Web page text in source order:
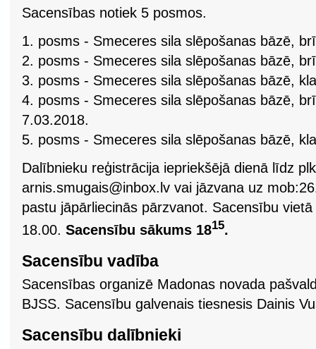
Sacensības notiek 5 posmos.
1. posms - Smeceres sila slēpošanas bāzē,
2. posms - Smeceres sila slēpošanas bāzē,
3. posms - Smeceres sila slēpošanas bāzē,
4. posms - Smeceres sila slēpošanas bāzē,
7.03.2018.
5. posms - Smeceres sila slēpošanas bāzē,
Dalībnieku reģistrācija iepriekšējā dienā līdz
arnis.smugais@inbox.lv vai jāzvana uz
pastu jāpārliecinās pārzvanot. Sacensību
18.00. Sacensību sākums 1815.
Sacensību vadība
Sacensības organizē Madonas novada
BJSS. Sacensību galvenais tiesnesis Dainis
Sacensību dalībnieki